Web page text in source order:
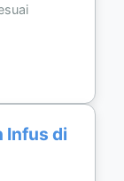
Infus di